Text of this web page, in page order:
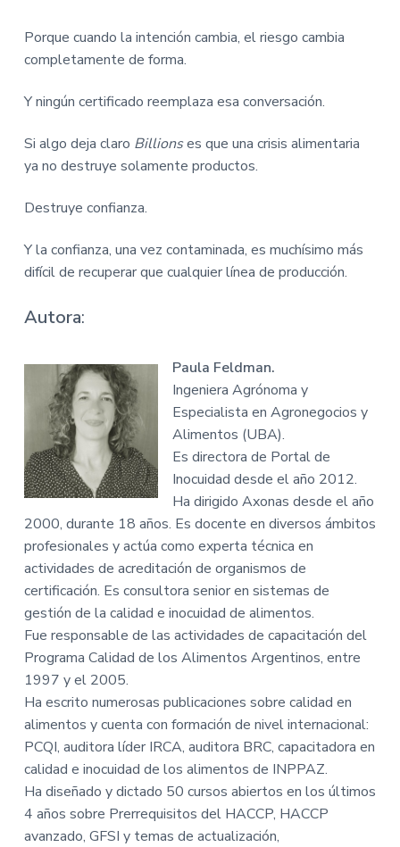
Porque cuando la intención cambia, el riesgo cambia
completamente de forma.
Y ningún certificado reemplaza esa conversación.
Si algo deja claro Billionses que una crisis alimentaria
ya no destruye solamente productos.
Destruye confianza.
Y la confianza, una vez contaminada, es muchísimo más
difícil de recuperar que cualquier línea de producción.
Autora:
Paula Feldman.
Ingeniera Agrónoma y
Especialista en Agronegocios y
Alimentos (UBA).
Es directora de Portal de
Inocuidad desde el año 2012.
Ha dirigido Axonas desde el año
2000, durante 18 años. Es docente en diversos ámbitos
profesionales y actúa como experta técnica en
actividades de acreditación de organismos de
certificación. Es consultora senior en sistemas de
gestión de la calidad e inocuidad de alimentos.
Fue responsable de las actividades de capacitación del
Programa Calidad de los Alimentos Argentinos, entre
1997 y el 2005.
Ha escrito numerosas publicaciones sobre calidad en
alimentos y cuenta con formación de nivel internacional:
PCQI, auditora líder IRCA, auditora BRC, capacitadora en
calidad e inocuidad de los alimentos de INPPAZ.
Ha diseñado y dictado 50 cursos abiertos en los últimos
4 años sobre Prerrequisitos del HACCP, HACCP
avanzado, GFSI y temas de actualización,